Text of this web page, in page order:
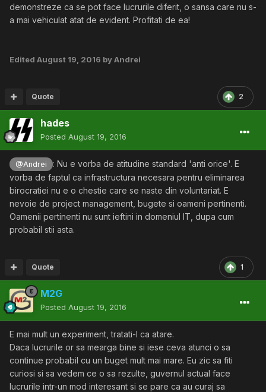
demonstreze ca se pot face lucrurile diferit, o sansa care nu s-
a mai vehiculat atat de evident. Profitati de ea!
Edited August 19, 2016 by Andrei
2
Quote
hades
Posted August 19, 2016
@Andrei
: Nu e vorba de atitudine standard 'anti orice'. E
vorba de faptul ca infrastructura necesara pentru eliminarea
birocratiei nu e o chestie care se naste din voluntariat. E
nevoie de project management, bugete si oameni pertinenti.
Oamenii pertinenti nu sunt ieftini in domeniul IT, dupa cum
probabil stii asta.
1
Quote
M2G
Posted August 19, 2016
E mai mult un experiment, tratati-l ca atare.
Daca lucrurile or sa mearga bine si iese ceva atunci o sa
continue probabil cu un buget mult mai mare. Eu zic sa fiti
curiosi si sa vedem ce o sa rezulte, guvernul actual face
lucrurile intr-un mod interesant si se pare ca au curaj sa